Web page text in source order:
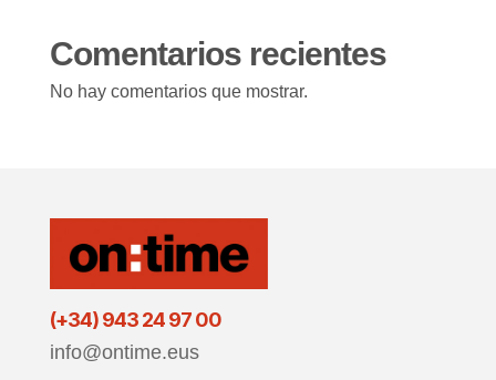
Comentarios recientes
No hay comentarios que mostrar.
(+34) 943 24 97 00
info@ontime.eus